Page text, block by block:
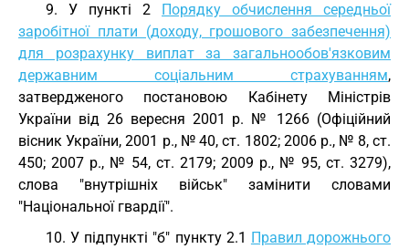
9. У пункті 2 Порядку обчислення середньої
заробітної плати (доходу, грошового забезпечення)
для розрахунку виплат за загальнообов'язковим
державним соціальним страхуванням,
затвердженого постановою Кабінету Міністрів
України від 26 вересня 2001 р. № 1266 (Офіційний
вісник України, 2001 р., № 40, ст. 1802; 2006 р., № 8, ст.
450; 2007 р., № 54, ст. 2179; 2009 р., № 95, ст. 3279),
слова "внутрішніх військ" замінити словами
"Національної гвардії".
10. У підпункті "б" пункту 2.1 Правил дорожнього